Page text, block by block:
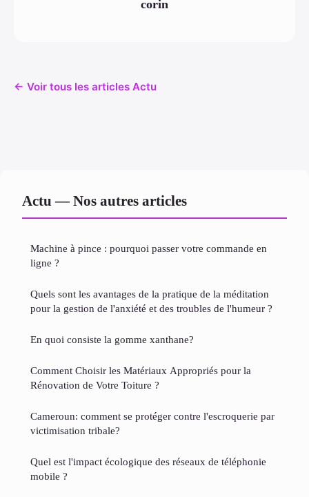
corin
← Voir tous les articles Actu
Actu — Nos autres articles
Machine à pince : pourquoi passer votre commande en
ligne ?
Quels sont les avantages de la pratique de la méditation
pour la gestion de l'anxiété et des troubles de l'humeur ?
En quoi consiste la gomme xanthane?
Comment Choisir les Matériaux Appropriés pour la
Rénovation de Votre Toiture ?
Cameroun: comment se protéger contre l'escroquerie par
victimisation tribale?
Quel est l'impact écologique des réseaux de téléphonie
mobile ?